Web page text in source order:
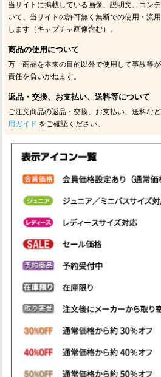
当サイトに掲載している画像、説明文、コン
いて、当サイトの許可無く無断での使用・流
します（キャプチャ画像含む）。
商品の使用について
万一商品を本来の目的以外で使用して事故等
責任を負いかねます。
返品・交換、お支払い、送料等について
ご注文商品の返品・交換、お支払い、送料な
用ガイド をご確認ください。